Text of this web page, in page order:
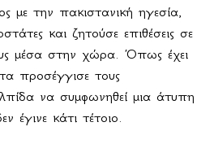
με την πακιστανική ηγεσία,
και ζητούσε επιθέσεις σε
μέσα στην χώρα. Όπως έχει
προσέγγισε τους
να συμφωνηθεί μια άτυπη
έγινε κάτι τέτοιο.